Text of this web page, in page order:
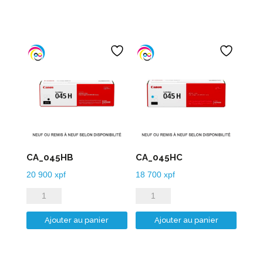
CA_045HB
20 900 xpf
quantité
de
CA_045HB
Ajouter au panier
CA_045HC
18 700xpf
quantité
de
CA_045HC
Ajouter au panier